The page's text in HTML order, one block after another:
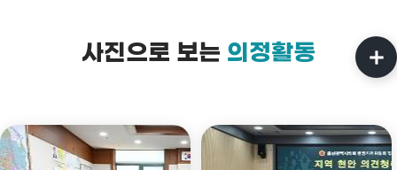
사진으로 보는 의정활동